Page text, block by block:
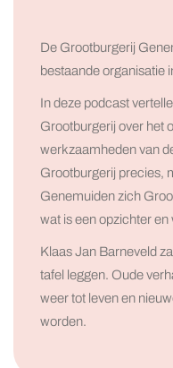
De Grootburgerij
bestaande organisatie
In deze podcast
Grootburgerij over het
werkzaamheden van
Grootburgerij precies,
Genemuiden zich
wat is een opzichter
Klaas Jan Barneveld
tafel leggen. Oude
weer tot leven en
worden.